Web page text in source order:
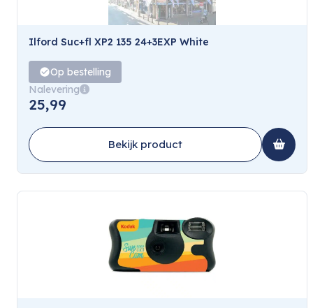
Ilford Suc+fl XP2 135 24+3EXP White
Op bestelling
Nalevering
25,99
Bekijk product